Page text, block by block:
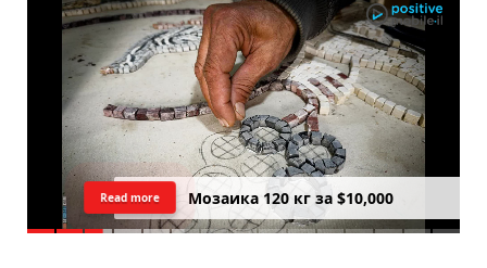
Цреда — Самарийский вид на
закатний Тель Авив
Read more